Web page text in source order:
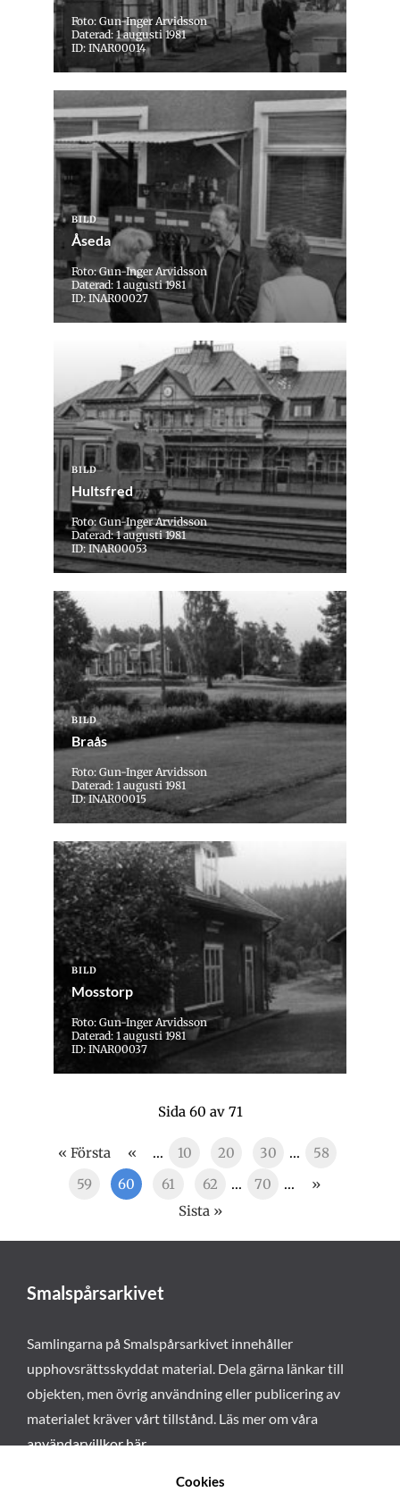
Foto: Gun-Inger Arvidsson
Daterad: 1 augusti 1981
ID: INAR00014
BILD
Åseda
Foto: Gun-Inger Arvidsson
Daterad: 1 augusti 1981
ID: INAR00027
BILD
Hultsfred
Foto: Gun-Inger Arvidsson
Daterad: 1 augusti 1981
ID: INAR00053
BILD
Braås
Foto: Gun-Inger Arvidsson
Daterad: 1 augusti 1981
ID: INAR00015
BILD
Mosstorp
Foto: Gun-Inger Arvidsson
Daterad: 1 augusti 1981
ID: INAR00037
Sida 60 av 71
« Första « ... 10 20 30 ...
58
59
60 61 62 ... 70 ...
»
Sista »
Smalspårsarkivet
Samlingarna på Smalspårsarkivet innehåller
upphovsrättsskyddat material. Dela gärna länkar till
objekten, men övrig användning eller publicering av
materialet kräver vårt tillstånd. Läs mer om våra
användarvillkor här.
Cookies